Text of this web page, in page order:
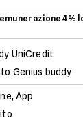
4%
UniCredit
Genius buddy
App